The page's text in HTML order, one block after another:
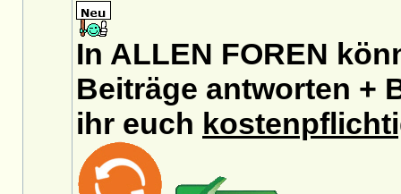
In ALLEN FOREN
Beiträge antworten +
ihr euch